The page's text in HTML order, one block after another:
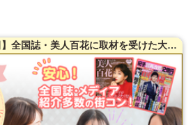
【25〜43歳限定】【梅田】全国誌・美人百花に取材を受けた大阪で一番出会える街コン【洗練された大人の空間】貸切！同世代で楽しむ♪お料理は豪華スペインコース料理☆LINE交換自由＆席がえあり！